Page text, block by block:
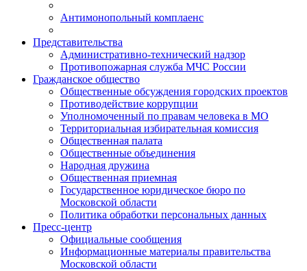
Антимонопольный комплаенс
Представительства
Административно-технический надзор
Противопожарная служба МЧС России
Гражданское общество
Общественные обсуждения городских проектов
Противодействие коррупции
Уполномоченный по правам человека в МО
Территориальная избирательная комиссия
Общественная палата
Общественные объединения
Народная дружина
Общественная приемная
Государственное юридическое бюро по
Московской области
Политика обработки персональных данных
Пресс-центр
Официальные сообщения
Информационные материалы правительства
Московской области